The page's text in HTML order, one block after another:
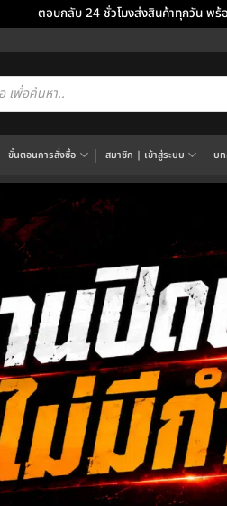
ตอบกลับ 24 ชั่วโมงส่งสินค้าทุกวัน พร้
ขั้นตอนการสั่งซื้อ สมาชิก | เข้าสู่ระบบ บ